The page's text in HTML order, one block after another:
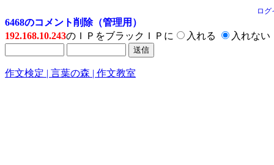
ログ
6468のコメント削除（管理用）
192.168.10.243のＩＰをブラックＩＰに 入れる 入れない
作文検定 | 言葉の森 | 作文教室